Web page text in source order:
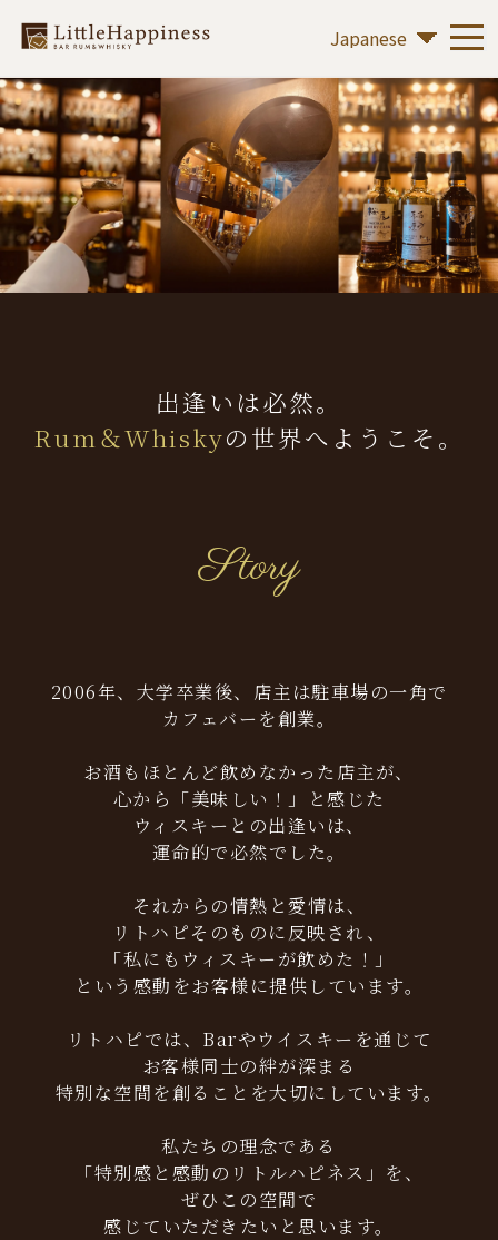
出逢いは必然。
Rum＆Whiskyの世界へようこそ。
Story
2006年、大学卒業後、店主は駐車場の一角で
カフェバーを創業。
お酒もほとんど飲めなかった店主が、
心から「美味しい！」と感じた
ウィスキーとの出逢いは、
運命的で必然でした。
それからの情熱と愛情は、
リトハピそのものに反映され、
「私にもウィスキーが飲めた！」
という感動をお客様に提供しています。
リトハピでは、Barやウイスキーを通じて
お客様同士の絆が深まる
特別な空間を創ることを大切にしています。
私たちの理念である
「特別感と感動のリトルハピネス」を、
ぜひこの空間で
感じていただきたいと思います。